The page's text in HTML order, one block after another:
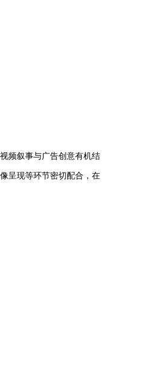
频叙事与广告创意有机结
呈现等环节密切配合，在